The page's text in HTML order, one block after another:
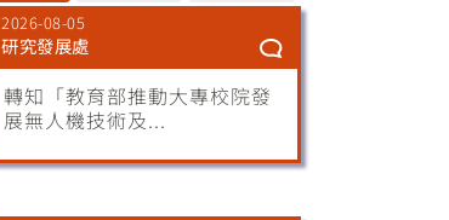
2026-08-05
研究發展處
轉知「教育部推動大專校院發
展無人機技術及...